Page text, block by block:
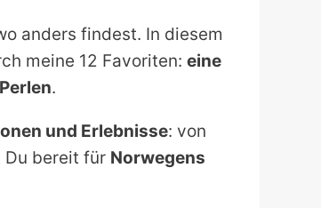
anders findest. In diesem
meine 12 Favoriten: eine
.
und Erlebnisse: von
Du bereit für Norwegens